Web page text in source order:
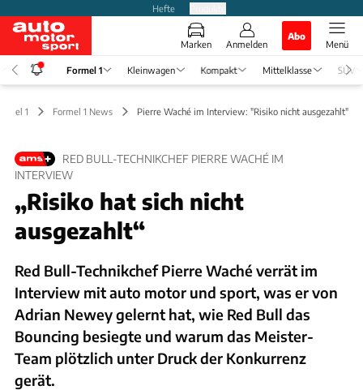
Hefte
Marken Anmelden
Abo
Menü
Formel 1 Kleinwagen Kompakt Mittelklasse SUV
1 Formel 1 News Pierre Waché im Interview: "Risiko nicht ausgezahlt"
RED BULL-TECHNIKCHEF PIERRE WACHÉ IM
INTERVIEW
„Risiko hat sich nicht
ausgezahlt“
Red Bull-Technikchef Pierre Waché verrät im
Interview mit auto motor und sport, was er von
Adrian Newey gelernt hat, wie Red Bull das
Bouncing besiegte und warum das Meister-
Team plötzlich unter Druck der Konkurrenz
gerät.